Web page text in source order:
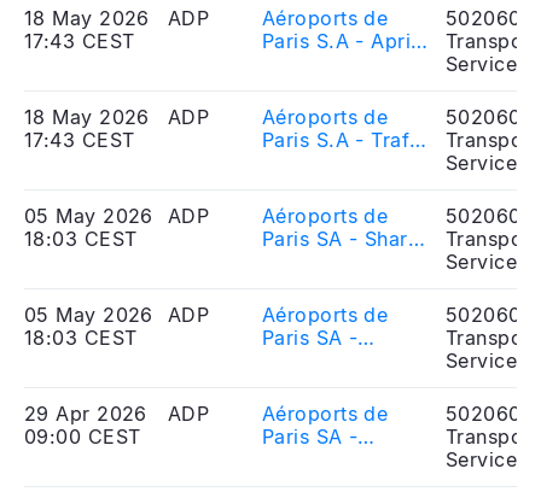
2026
18 May 2026
17:43 CEST
ADP
Aéroports de
Paris S.A - April
Services
18 May 2026
17:43 CEST
ADP
Aéroports de
Paris S.A - Trafic
Services
05 May 2026
18:03 CEST
ADP
Aéroports de
Paris SA - Shares
2026
Services
05 May 2026
18:03 CEST
ADP
Aéroports de
Paris SA -
avril 2026
Services
29 Apr 2026
09:00 CEST
ADP
Aéroports de
Paris SA -
Services